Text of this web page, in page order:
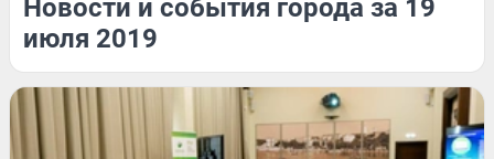
Новости и события города за 19
июля 2019